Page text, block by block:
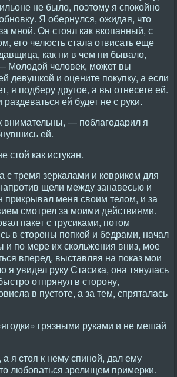
не было, поэтому я спокойно
Я обернулся, ожидая, что
мной. Он стоял как вкопанный, с
его челюсть стала отвисать еще
как ни в чем ни бывало,
Молодой человек, может вы
девушкой и оцените покупку, а если
я подберу другое, а вы отнесете ей.
ей будет не с руки.
— поблагодарил я
ей.
как истукан.
тремя зеркалами и ковриком для
щели между занавесью и
прикрывал меня своим телом, и за
смотрел за моими действиями.
пакет с трусиками, потом
в стороны попкой и бедрами, начал
и по мере их скольжения вниз, мое
вперед, выставляя на показ мои
я увидел руку Стасика, она тянулась
отпрянул в сторону,
в пустоте, а за тем, спряталась
грязными руками и не мешай
а я стоя к нему спиной, дал ему
любоваться зрелищем примерки.